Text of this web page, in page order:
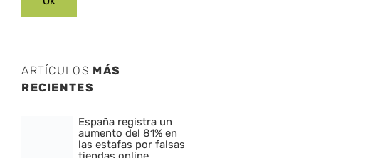
ARTÍCULOS MÁS
RECIENTES
España registra un
aumento del 81% en
las estafas por falsas